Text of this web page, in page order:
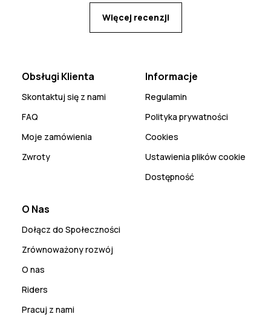
Więcej recenzji
Obsługi Klienta
Skontaktuj się z nami
FAQ
Moje zamówienia
Zwroty
Informacje
Regulamin
Polityka prywatności
Cookies
Ustawienia plików cookie
Dostępność
O Nas
Dołącz do Społeczności
Zrównoważony rozwój
O nas
Riders
Pracuj z nami